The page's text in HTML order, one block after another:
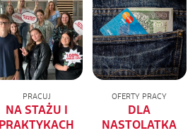
PRACUJ
NA STAŻU I
PRAKTYKACH
OFERTY PRACY
DLA
NASTOLATKA